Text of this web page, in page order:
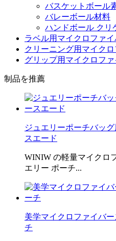
バスケットボール
バレーボール材料
ハンドボール クリ
ラベル用マイクロファ
クリーニング用マイク
グリップ用マイクロフ
制品を推薦
ジュエリーポーチバッ
スエード
WINIW の軽量マイクロ
エリー ポーチ...
美学マイクロファイバ
チ